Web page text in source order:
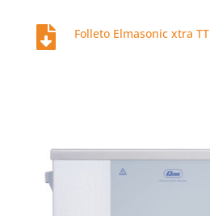
 Folleto Elmasonic xtra TT